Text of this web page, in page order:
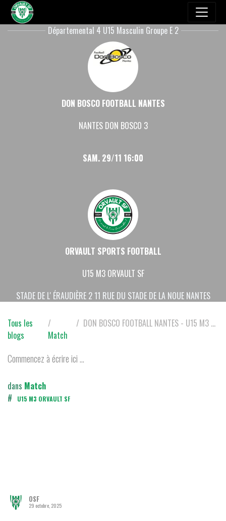
Départemental 4 U15 Masculin Groupe E 2
DON BOSCO FOOTBALL NANTES
NANTES DON BOSCO 3
SAM. 29/11 16:00
ORVAULT SPORTS FOOTBALL
U15 M3 ORVAULT SF
STADE DE L' ÉRAUDIÈRE 2 11 RUE DU STADE DE LA NOUE NANTES
Tous les
blogs
Match
DON BOSCO FOOTBALL NANTES - U15 M3 ORVAULT SF
Commencez à écrire ici ...
dans Match
#
U15 M3 ORVAULT SF
OSF
29 octobre, 2025